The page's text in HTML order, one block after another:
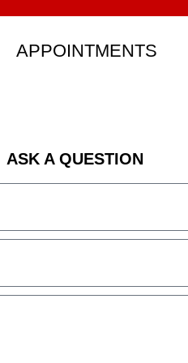
APPOINTMENTS
ASK A QUESTION